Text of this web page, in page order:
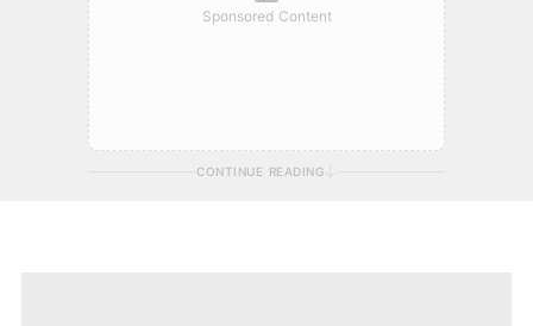
Sponsored Content
CONTINUE READING